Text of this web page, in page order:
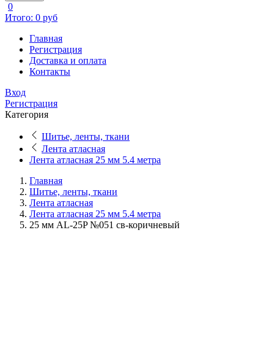
0
Итого: 0 руб
Главная
Регистрация
Доставка и оплата
Контакты
Вход
Регистрация
Категория
Шитье, ленты, ткани
Лента атласная
Лента атласная 25 мм 5.4 метра
Главная
Шитье, ленты, ткани
Лента атласная
Лента атласная 25 мм 5.4 метра
25 мм AL-25P №051 св-коричневый